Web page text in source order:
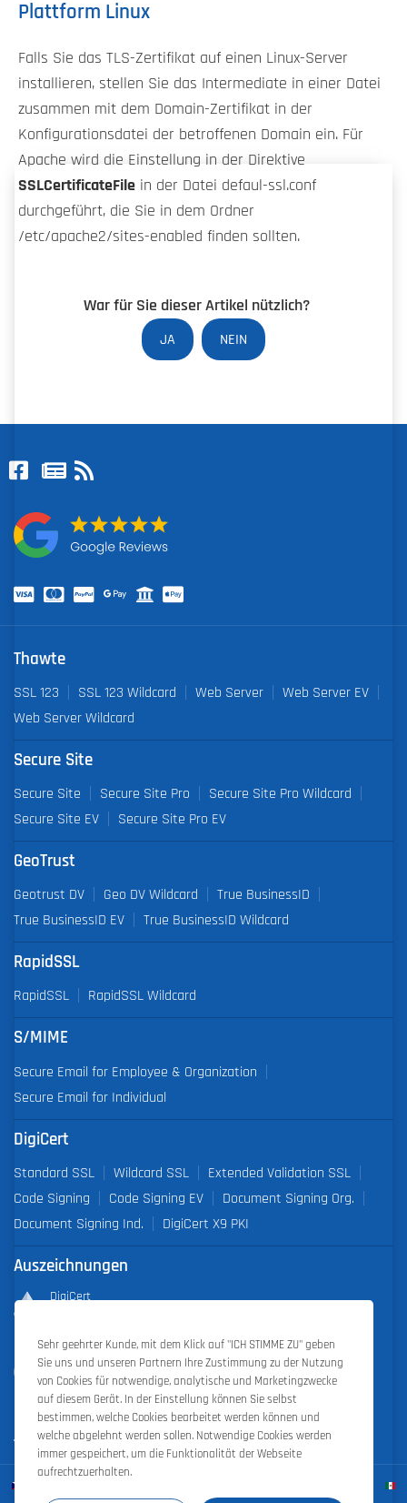
Plattform Linux
Falls Sie das TLS-Zertifikat auf einen Linux-Server
installieren, stellen Sie das Intermediate in einer Datei
zusammen mit dem Domain-Zertifikat in der
Konfigurationsdatei der betroffenen Domain ein. Für
Apache wird die Einstellung in der Direktive
SSLCertificateFile in der Datei defaul-ssl.conf
durchgeführt, die Sie in dem Ordner
/etc/apache2/sites-enabled finden sollten.
War für Sie dieser Artikel nützlich?
JA NEIN
Thawte
SSL 123 SSL 123 Wildcard Web Server
Web Server EV
Web Server Wildcard
Secure Site
Secure Site Secure Site Pro
Secure Site Pro Wildcard
Secure Site EV
Secure Site Pro EV
GeoTrust
Geotrust DV Geo DV Wildcard
True BusinessID
True BusinessID EV
True BusinessID Wildcard
RapidSSL
RapidSSL RapidSSL Wildcard
S/MIME
Secure Email for Employee & Organization
Secure Email for Individual
DigiCert
Standard SSL Wildcard SSL
Extended Validation SSL
Code Signing
Code Signing EV
Document Signing Org.
Document Signing Ind.
DigiCert X9 PKI
Auszeichnungen
DigiCert
Outstanding Sales Performance Award 2018, 2019, 2020, 2021,
2022
Sehr geehrter Kunde, mit dem Klick auf "ICH STIMME ZU" geben
Sie uns und unseren Partnern Ihre Zustimmung zu der Nutzung
von Cookies für notwendige, analytische und Marketingzwecke
auf diesem Gerät. In der Einstellung können Sie selbst
bestimmen, welche Cookies bearbeitet werden können und
welche abgelehnt werden sollen. Notwendige Cookies werden
immer gespeichert, um die Funktionalität der Webseite
aufrechtzuerhalten.